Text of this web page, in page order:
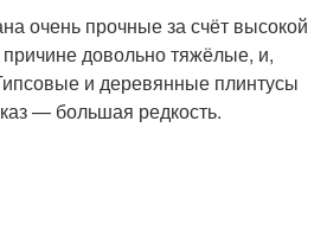
очень прочные за счёт высокой
причине довольно тяжёлые, и,
и деревянные плинтусы
— большая редкость.